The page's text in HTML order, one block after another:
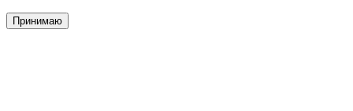
Принимаю